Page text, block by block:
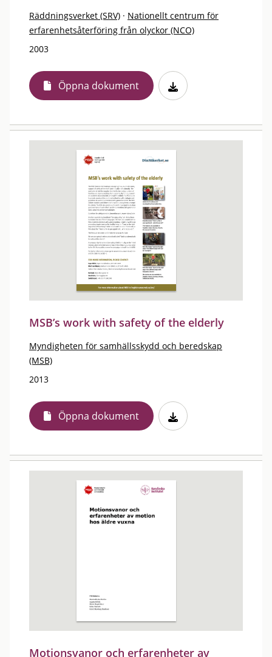
Räddningsverket (SRV) · Nationellt centrum för
erfarenhetsåterföring från olyckor (NCO)
2003
Öppna dokument
MSB’s work with safety of the elderly
Myndigheten för samhällsskydd och beredskap
(MSB)
2013
Öppna dokument
Motionsvanor och erfarenheter av